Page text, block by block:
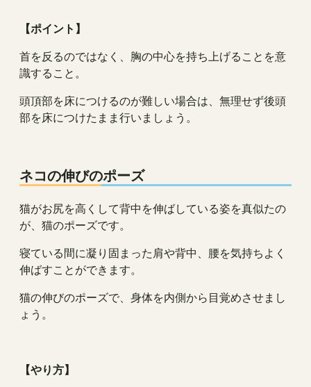
【ポイント】
首を反るのではなく、胸の中心を持ち上げることを意
識すること。
頭頂部を床につけるのが難しい場合は、無理せず後頭
部を床につけたまま行いましょう。
ネコの伸びのポーズ
猫がお尻を高くして背中を伸ばしている姿を真似たの
が、猫のポーズです。
寝ている間に凝り固まった肩や背中、腰を気持ちよく
伸ばすことができます。
猫の伸びのポーズで、身体を内側から目覚めさせまし
ょう。
【やり方】